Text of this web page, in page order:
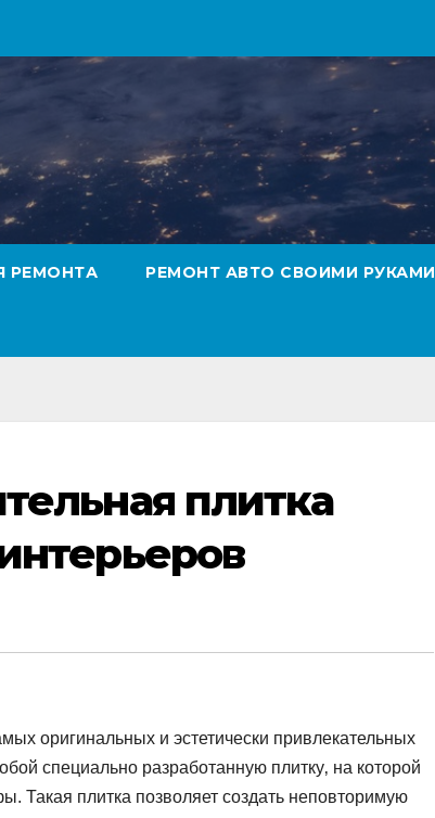
РЕМОНТА РЕМОНТ АВТО СВОИМИ РУКАМИ
плитка
оригинальных и эстетически привлекательных
специально разработанную плитку‚ на которой
Такая плитка позволяет создать неповторимую